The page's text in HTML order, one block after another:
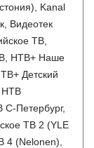
Kanal
Видеотек
ТВ,
НТВ+ Наше
Детский
НТВ
Петербург,
ТВ 2 (YLE
4 (Nelonen),